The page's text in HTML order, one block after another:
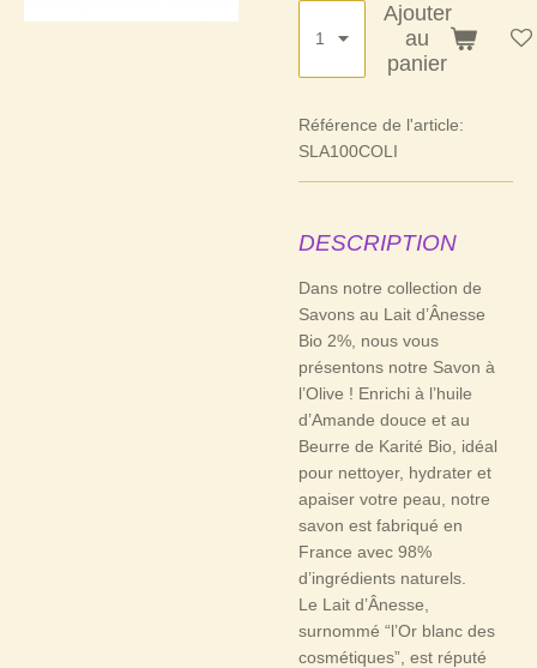
Ajouter
au
panier
Référence de l'article:
SLA100COLI
DESCRIPTION
Dans notre collection de
Savons au Lait d’Ânesse
Bio 2%, nous vous
présentons notre Savon à
l’Olive ! Enrichi à l’huile
d’Amande douce et au
Beurre de Karité Bio, idéal
pour nettoyer, hydrater et
apaiser votre peau, notre
savon est fabriqué en
France avec 98%
d’ingrédients naturels.
Le Lait d’Ânesse,
surnommé “l’Or blanc des
cosmétiques”, est réputé